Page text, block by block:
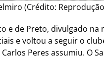
(Crédito:
e de Preto, divulgado
e voltou a seguir o
Peres assumiu. O